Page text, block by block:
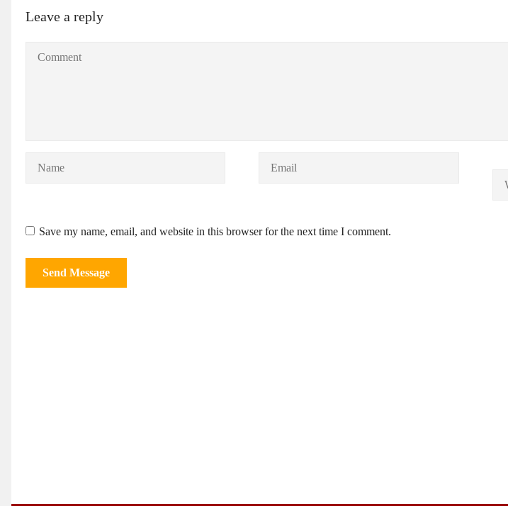
Leave a reply
Save my name, email, and website in this browser for the next time I comment.